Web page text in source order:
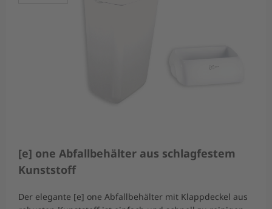
[e] one Abfallbehälter aus schlagfestem
Kunststoff
Der elegante [e] one Abfallbehälter mit Klappdeckel aus